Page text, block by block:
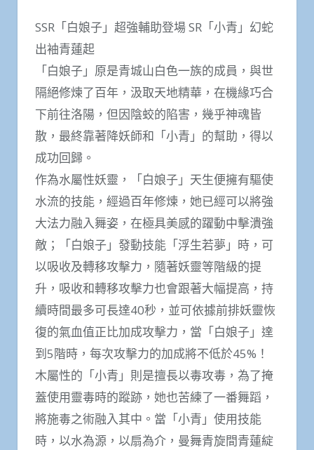
SSR「白娘子」超強輔助登場 SR「小青」幻蛇
出袖青蓮起
「白娘子」原是青城山白色一族的成員，與世
隔絕修煉了百年，汲取天地精華，在機緣巧合
下前往洛陽，但因陰蛟的陷害，幾乎神魂皆
散，最終靠著降妖師和「小青」的幫助，得以
成功回歸。
作為水屬性妖靈，「白娘子」天生便擁有驅使
水流的技能，經過百年修煉，她已經可以將強
大法力融入舞姿，在極具美感的躍動中擊潰強
敵；「白娘子」發動技能「浮生若夢」時，可
以吸收及轉移攻擊力，隨著妖靈等階級的提
升，吸收和轉移攻擊力也會跟著大幅提高，持
續時間最多可長達40秒，並可依據前排妖靈恢
復的氣血值正比加成攻擊力，當「白娘子」達
到5階時，每次攻擊力的加成將不低於45%！
木屬性的「小青」則是擅長以毒攻毒，為了掩
蓋使用靈毒時的蹤跡，她也苦練了一番舞蹈，
將施毒之術融入其中。當「小青」使用技能
時，以水為源，以扇為介，曼舞青旋間青蓮綻